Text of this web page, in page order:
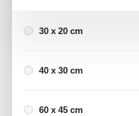
30 x 20 cm
40 x 30 cm
60 x 45 cm